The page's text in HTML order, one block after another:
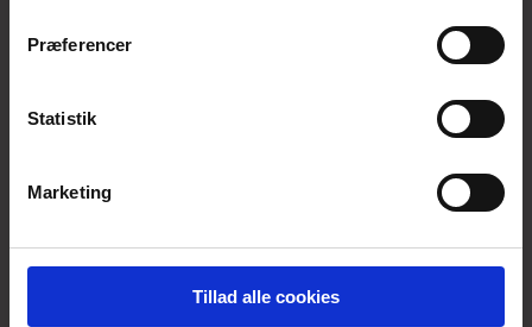
Præferencer
Statistik
Marketing
Tillad alle cookies